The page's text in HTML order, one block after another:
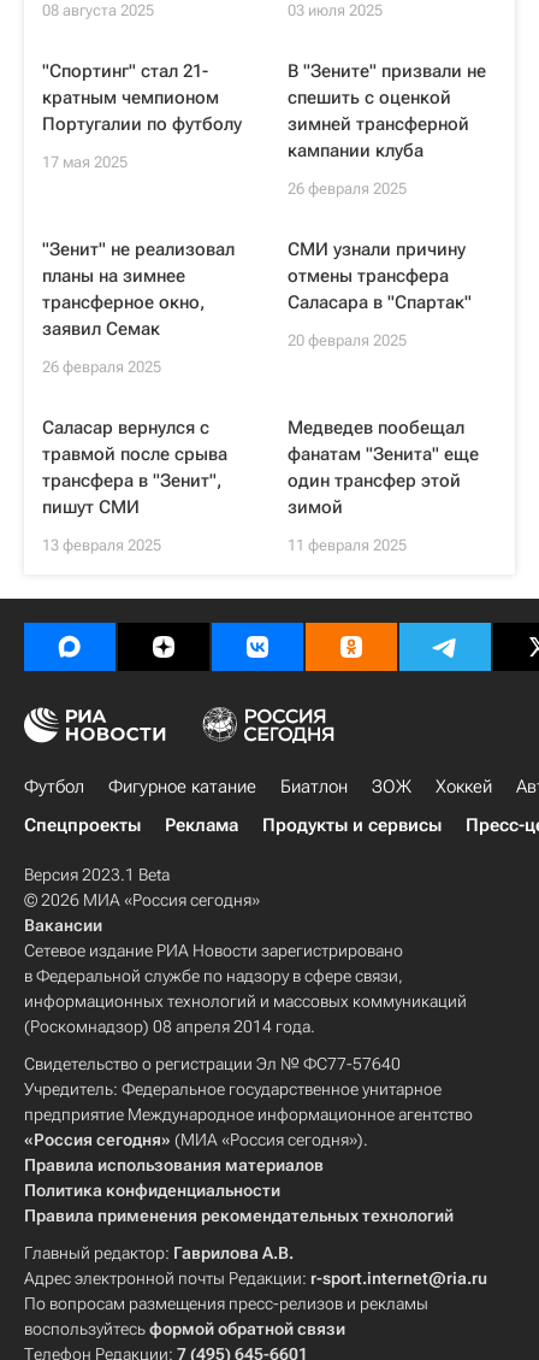
08 августа 2025 03 июля 2025
"Спортинг" стал 21-
кратным чемпионом
Португалии по футболу
17 мая 2025
В "Зените" призвали не
спешить с оценкой
зимней трансферной
кампании клуба
26 февраля 2025
"Зенит" не реализовал
планы на зимнее
трансферное окно,
заявил Семак
26 февраля 2025
СМИ узнали причину
отмены трансфера
Саласара в "Спартак"
20 февраля 2025
Саласар вернулся с
травмой после срыва
трансфера в "Зенит",
пишут СМИ
13 февраля 2025
Медведев пообещал
фанатам "Зенита" еще
один трансфер этой
зимой
11 февраля 2025
Футбол Фигурное катание Биатлон ЗОЖ Хоккей
Спецпроекты
Реклама Продукты и сервисы Пресс-
Версия 2023.1 Beta
© 2026 МИА «Россия сегодня»
Вакансии
Сетевое издание РИА Новости зарегистрировано
в Федеральной службе по надзору в сфере связи,
информационных технологий и массовых коммуникаций
(Роскомнадзор) 08 апреля 2014 года.
Свидетельство о регистрации Эл № ФС77-57640
Учредитель: Федеральное государственное унитарное
предприятие Международное информационное агентство
«Россия сегодня» (МИА «Россия сегодня»).
Правила использования материалов
Политика конфиденциальности
Правила применения рекомендательных технологий
Главный редактор: Гаврилова А.В.
Адрес электронной почты Редакции: r-sport.internet@ria.ru
По вопросам размещения пресс-релизов и рекламы
воспользуйтесьформой обратной связи
Телефон Редакции: 7 (495) 645-6601